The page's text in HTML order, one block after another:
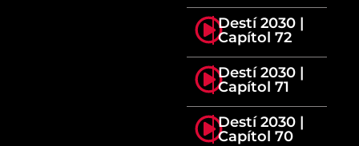
Destí 2030 |
Capítol 72
Destí 2030 |
Capítol 71
Destí 2030 |
Capítol 70